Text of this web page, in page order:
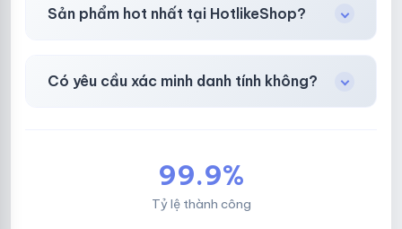
các ví điện tử phổ biến.
Sản phẩm hot nhất tại HotlikeShop?
Có yêu cầu xác minh danh tính không?
99.9%
Tỷ lệ thành công